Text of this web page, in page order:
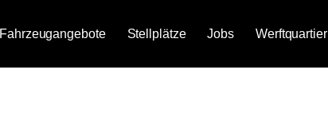
Fahrzeugangebote Stellplätze Jobs Werftquartier